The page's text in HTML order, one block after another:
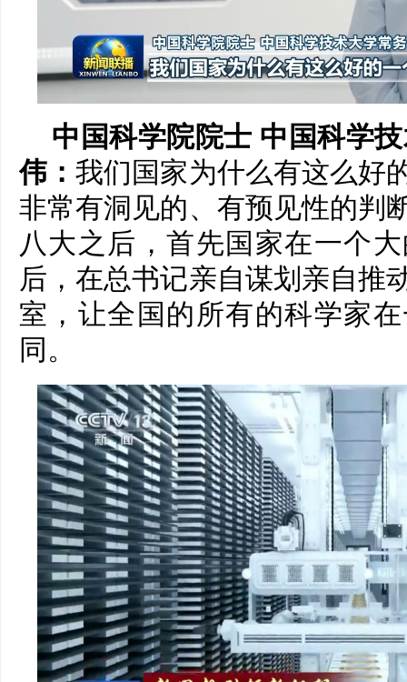
中国科学院院士 中国科学
伟：我们国家为什么有这么好
非常有洞见的、有预见性的判
八大之后，首先国家在一个
后，在总书记亲自谋划亲自推
室，让全国的所有的科学家
同。